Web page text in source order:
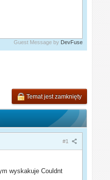
Guest Message by DevFuse
Temat jest zamknięty
#1
wyskakuje Couldnt